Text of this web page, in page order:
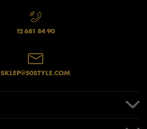
12 681 84 90
SKLEP@50STYLE.COM